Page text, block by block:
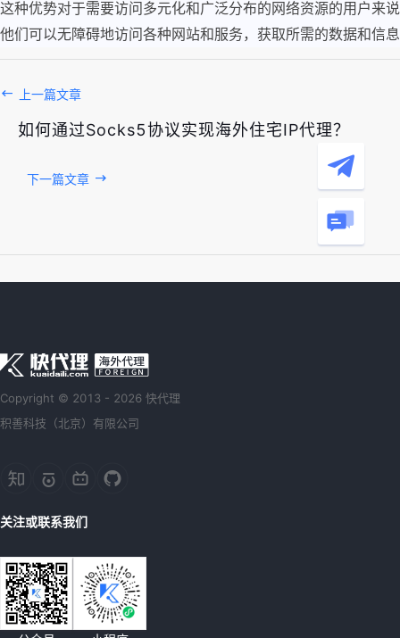
这种优势对于需要访问多元化和广泛分布的网络资源的用户来
他们可以无障碍地访问各种网站和服务，获取所需的数据和信
上一篇文章
如何通过Socks5协议实现海外住宅IP代理？
下一篇文章
Copyright © 2013 - 2026 快代理
积善科技（北京）有限公司
关注或联系我们